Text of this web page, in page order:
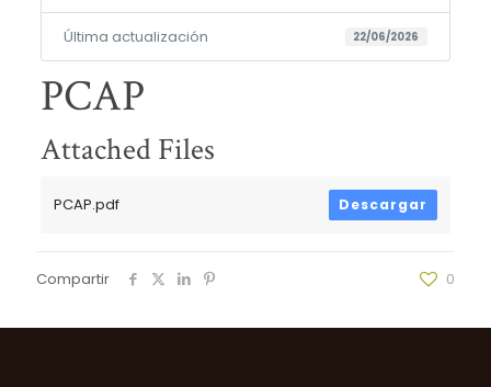
Última actualización 22/06/2026
PCAP
Attached Files
PCAP.pdf Descargar
Compartir 0